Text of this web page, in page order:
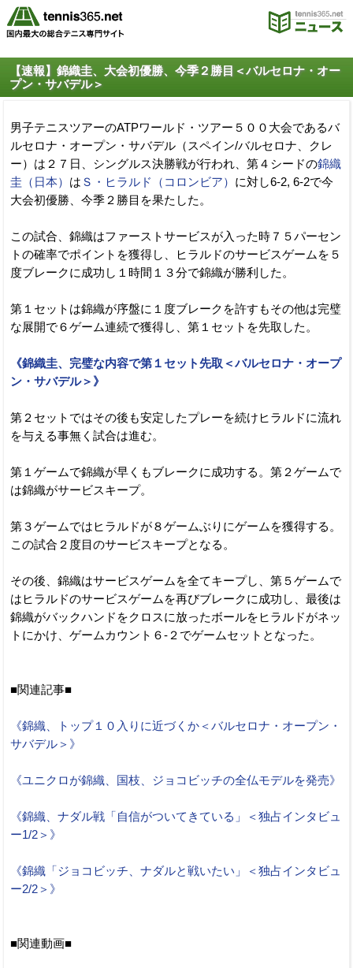
【速報】錦織圭、大会初優勝、今季２勝目＜バルセロナ・オー
プン・サバデル＞
男子テニスツアーのATPワールド・ツアー５００大会であるバ
ルセロナ・オープン・サバデル（スペイン/バルセロナ、クレ
ー）は２７日、シングルス決勝戦が行われ、第４シードの錦織
圭（日本） は Ｓ・ヒラルド（コロンビア） に対し6-2, 6-2で今
大会初優勝、今季２勝目を果たした。
この試合、錦織はファーストサービスが入った時７５パーセン
トの確率でポイントを獲得し、ヒラルドのサービスゲームを５
度ブレークに成功し１時間１３分で錦織が勝利した。
第１セットは錦織が序盤に１度ブレークを許すもその他は完璧
な展開で６ゲーム連続で獲得し、第１セットを先取した。
《錦織圭、完璧な内容で第１セット先取＜バルセロナ・オープ
ン・サバデル＞》
第２セットではその後も安定したプレーを続けヒラルドに流れ
を与える事無く試合は進む。
第１ゲームで錦織が早くもブレークに成功する。第２ゲームで
は錦織がサービスキープ。
第３ゲームではヒラルドが８ゲームぶりにゲームを獲得する。
この試合２度目のサービスキープとなる。
その後、錦織はサービスゲームを全てキープし、第５ゲームで
はヒラルドのサービスゲームを再びブレークに成功し、最後は
錦織がバックハンドをクロスに放ったボールをヒラルドがネッ
トにかけ、ゲームカウント６-２でゲームセットとなった。
■関連記事■
《錦織、トップ１０入りに近づくか＜バルセロナ・オープン・
サバデル＞》
《ユニクロが錦織、国枝、ジョコビッチの全仏モデルを発売》
《錦織、ナダル戦「自信がついてきている」＜独占インタビュ
ー1/2＞》
《錦織「ジョコビッチ、ナダルと戦いたい」＜独占インタビュ
ー2/2＞》
■関連動画■